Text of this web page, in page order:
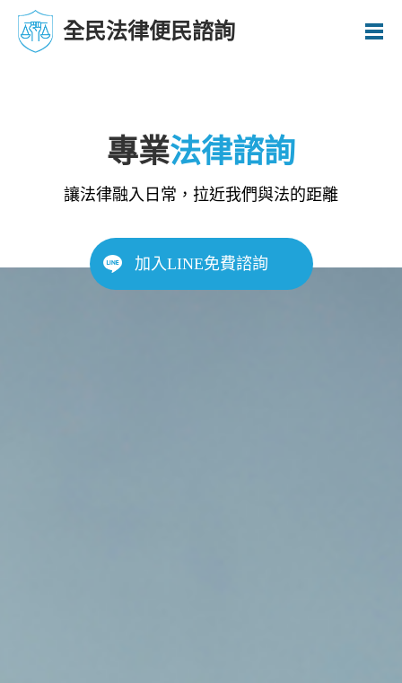
全民法律便民諮詢
專業法律諮詢
讓法律融入日常，拉近我們與法的距離
加入LINE免費諮詢